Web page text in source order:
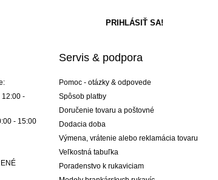
12:00 -
- 15:00
Servis & podpora
Pomoc - otázky & odpovede
Spôsob platby
Doručenie tovaru a poštovné
Dodacia doba
Výmena, vrátenie alebo reklamácia tovaru
Veľkostná tabuľka
Poradenstvo k rukaviciam